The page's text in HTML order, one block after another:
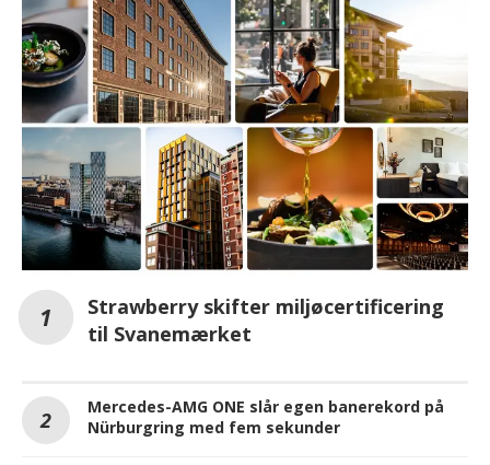
Strawberry skifter miljøcertificering
til Svanemærket
Mercedes-AMG ONE slår egen banerekord på
Nürburgring med fem sekunder